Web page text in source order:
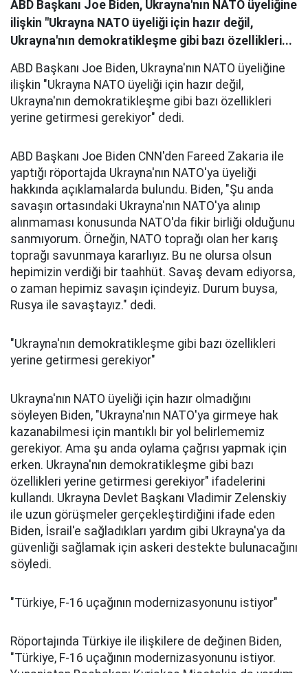
ABD Başkanı Joe Biden, Ukrayna'nın NATO üyeliğine
ilişkin "Ukrayna NATO üyeliği için hazır değil,
Ukrayna'nın demokratikleşme gibi bazı özellikleri...
ABD Başkanı Joe Biden, Ukrayna'nın NATO üyeliğine
ilişkin "Ukrayna NATO üyeliği için hazır değil,
Ukrayna'nın demokratikleşme gibi bazı özellikleri
yerine getirmesi gerekiyor" dedi.
ABD Başkanı Joe Biden CNN'den Fareed Zakaria ile
yaptığı röportajda Ukrayna'nın NATO'ya üyeliği
hakkında açıklamalarda bulundu. Biden, "Şu anda
savaşın ortasındaki Ukrayna'nın NATO'ya alınıp
alınmaması konusunda NATO'da fikir birliği olduğunu
sanmıyorum. Örneğin, NATO toprağı olan her karış
toprağı savunmaya kararlıyız. Bu ne olursa olsun
hepimizin verdiği bir taahhüt. Savaş devam ediyorsa,
o zaman hepimiz savaşın içindeyiz. Durum buysa,
Rusya ile savaştayız." dedi.
"Ukrayna'nın demokratikleşme gibi bazı özellikleri
yerine getirmesi gerekiyor"
Ukrayna'nın NATO üyeliği için hazır olmadığını
söyleyen Biden, "Ukrayna'nın NATO'ya girmeye hak
kazanabilmesi için mantıklı bir yol belirlememiz
gerekiyor. Ama şu anda oylama çağrısı yapmak için
erken. Ukrayna'nın demokratikleşme gibi bazı
özellikleri yerine getirmesi gerekiyor" ifadelerini
kullandı. Ukrayna Devlet Başkanı Vladimir Zelenskiy
ile uzun görüşmeler gerçekleştirdiğini ifade eden
Biden, İsrail'e sağladıkları yardım gibi Ukrayna'ya da
güvenliği sağlamak için askeri destekte bulunacağını
söyledi.
"Türkiye, F-16 uçağının modernizasyonunu istiyor"
Röportajında Türkiye ile ilişkilere de değinen Biden,
"Türkiye, F-16 uçağının modernizasyonunu istiyor.